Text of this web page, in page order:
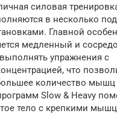
силовая
в несколько
Главной
медленный и
упражнения с
что
количество
Slow & Heavy
тело с крепкими